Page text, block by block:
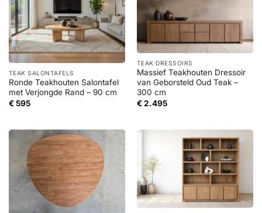
TEAK SALONTAFELS
Ronde Teakhouten Salontafel
met Verjongde Rand – 90 cm
€595
TEAK DRESSOIRS
Massief Teakhouten Dressoir
van Geborsteld Oud Teak –
300 cm
€2.495